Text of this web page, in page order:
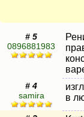
# 5
0896881983
# 4
samira
в